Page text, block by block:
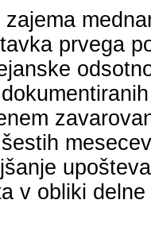
prvega
v obliki